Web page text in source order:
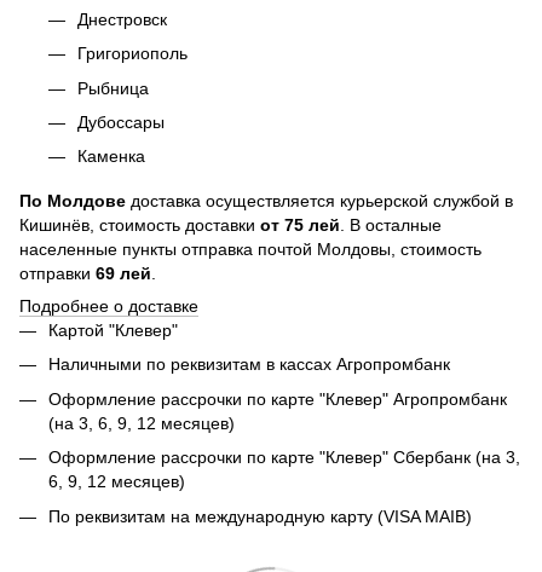
Днестровск
Григориополь
Рыбница
Дубоссары
Каменка
По Молдове доставка осуществляется курьерской службой в
Кишинёв, стоимость доставки от 75 лей . В осталные
населенные пункты отправка почтой Молдовы, стоимость
отправки 69 лей
Подробнее о доставке
Картой "Клевер"
Наличными по реквизитам в кассах Агропромбанк
Оформление рассрочки по карте "Клевер" Агропромбанк
(на 3, 6, 9, 12 месяцев)
Оформление рассрочки по карте "Клевер" Сбербанк (на 3,
6, 9, 12 месяцев)
По реквизитам на международную карту (VISA MAIB)